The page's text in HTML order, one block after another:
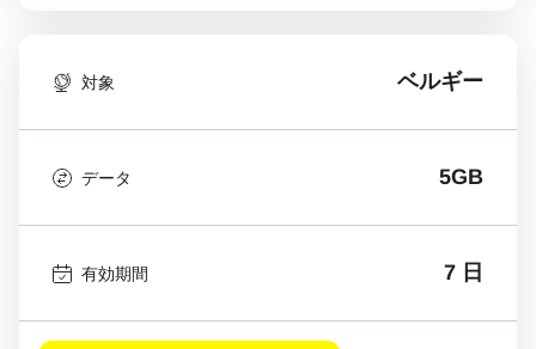
対象 ベルギー
データ 5GB
有効期間 7 日